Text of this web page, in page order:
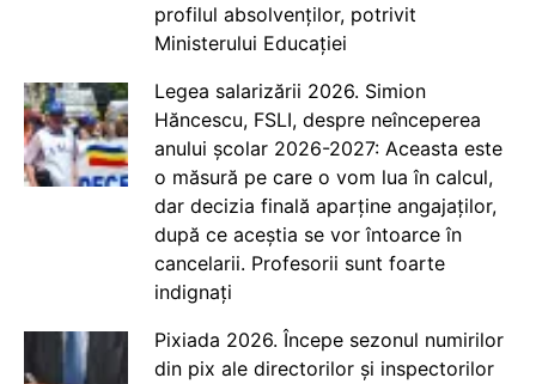
profilul absolvenților, potrivit
Ministerului Educației
Legea salarizării 2026. Simion
Hăncescu, FSLI, despre neînceperea
anului școlar 2026-2027: Aceasta este
o măsură pe care o vom lua în calcul,
dar decizia finală aparține angajaților,
după ce aceștia se vor întoarce în
cancelarii. Profesorii sunt foarte
indignați
Pixiada 2026. Începe sezonul numirilor
din pix ale directorilor și inspectorilor